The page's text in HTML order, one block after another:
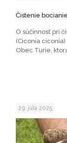
Čistenie
O súčinnosť pri
(Ciconia
Obec Turie,
29. júla 2025